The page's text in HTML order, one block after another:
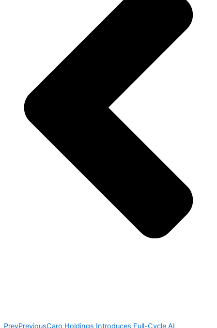
PrevPreviousCaro Holdings Introduces Full-Cycle AI